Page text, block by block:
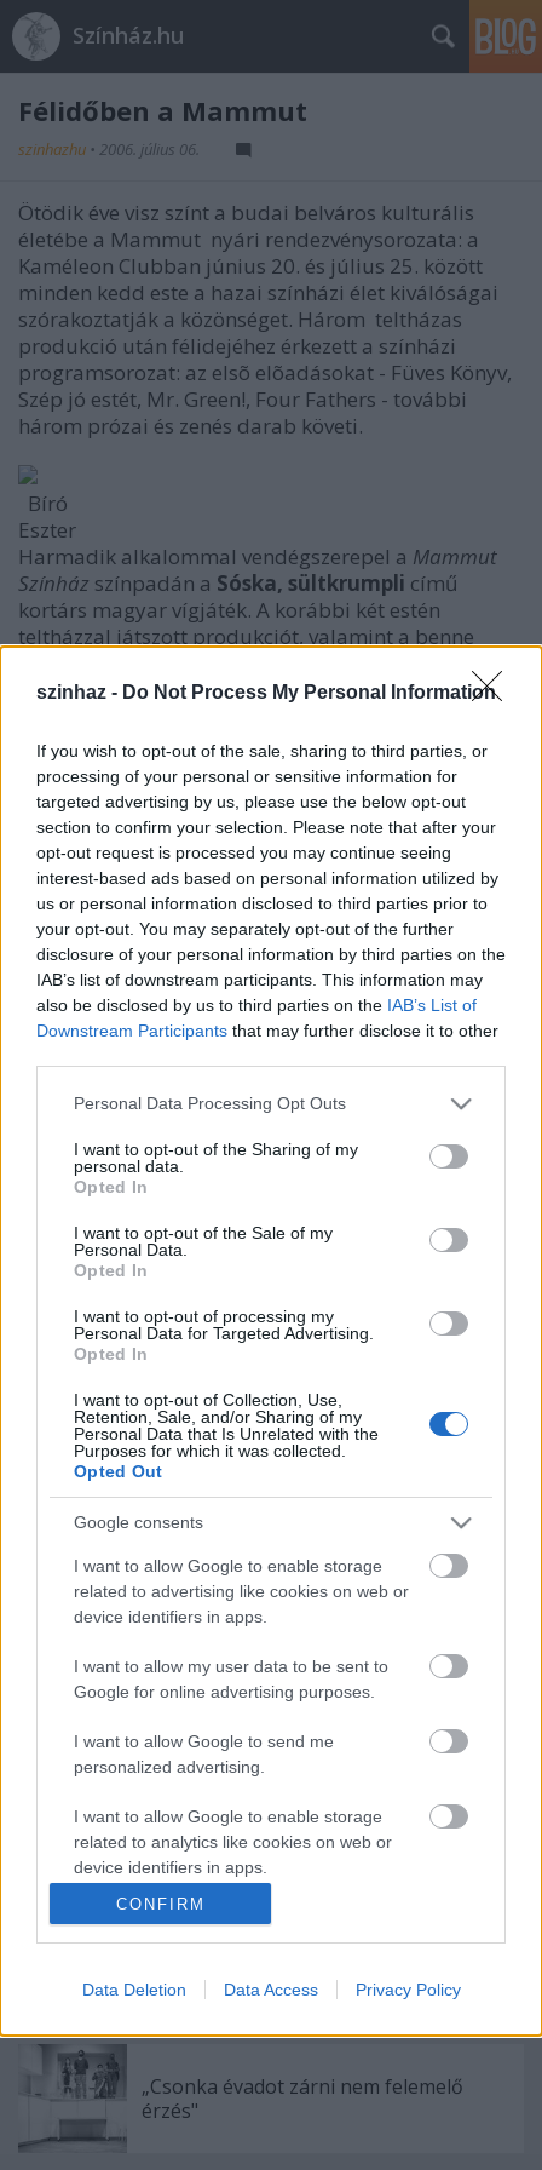
szinhaz - Do Not Process My Personal Information
If you wish to opt-out of the sale, sharing to third parties, or
processing of your personal or sensitive information for
targeted advertising by us, please use the below opt-out
section to confirm your selection. Please note that after your
opt-out request is processed you may continue seeing
interest-based ads based on personal information utilized by
us or personal information disclosed to third parties prior to
your opt-out. You may separately opt-out of the further
disclosure of your personal information by third parties on the
IAB’s list of downstream participants. This information may
also be disclosed by us to third parties on the IAB’s List of
Downstream Participants that may further disclose it to other
Please note that this website/app uses one or more Google
not limited to your visit or usage behaviour. You may click to
grant or deny consent to Google and its third-party tags to
use your data for below specified purposes in below Google
consent section.
Personal Data Processing Opt Outs
I want to opt-out of the Sharing of my
personal data.
Opted In
I want to opt-out of the Sale of my
Personal Data.
Opted In
I want to opt-out of processing my
Personal Data for Targeted Advertising.
Opted In
I want to opt-out of Collection, Use,
Retention, Sale, and/or Sharing of my
Personal Data that Is Unrelated with the
Purposes for which it was collected.
Opted Out
Google consents
I want to allow Google to enable storage
related to advertising like cookies on web or
device identifiers in apps.
I want to allow my user data to be sent to
Google for online advertising purposes.
I want to allow Google to send me
personalized advertising.
I want to allow Google to enable storage
related to analytics like cookies on web or
device identifiers in apps.
related to functionality of the website or app.
I want to allow Google to enable storage
I want to allow Google to enable storage
related to security, including authentication
functionality and fraud prevention, and other
user protection.
CONFIRM
Data Deletion Data Access Privacy Policy
Színház.hu
Félidőben a Mammut
szinhazhu • 2006. július 06.
Ötödik éve visz színt a budai belváros kulturális
életébe a Mammut nyári rendezvénysorozata: a
Kaméleon Clubban június 20. és július 25. között
minden kedd este a hazai színházi élet kiválóságai
szórakoztatják a közönséget. Három teltházas
produkció után félidejéhez érkezett a színházi
programsorozat: az elsõ elõadásokat - Füves Könyv,
Szép jó estét, Mr. Green!, Four Fathers - további
három prózai és zenés darab követi.
Bíró
Eszter
Harmadik alkalommal vendégszerepel a Mammut
Színház színpadán a Sóska, sültkrumpli című
kortárs magyar vígjáték. A korábbi két estén
teltházzal játszott produkciót, valamint a benne
Róbertet és Tóth Józsefet- idén július 11-én,
(amihez minden embert ért): a foci. És a cipő
(amiben mindannyian járunk): a szöges cipő. Ahogy
azt is tudjuk, hogy legtöbb focista a kapuba szeretne
találni - különösen, ha nagyon fontos meccsről van
szó. De mit akarhat élete legfontosabb mérkőzésén
egy játékvezető?
Különleges zenei kalandozásban vehetnek részt
mindazok, akik július 18-ra, keddre váltanak jegyet
Zsédenyi AdriennA zongorista és éncímű
előadóestjére.Zséda- tavalyelőtti teltházas
előadásához híven - olyan dalokat fog énekelni,
amelyek különösen kedvesek neki: dzsessz-
saját slágereket - szóval mindent, ami eddigi zenei
pályafutása során fontos volt és fontos a mai napig
számára. Olyan dalokat, amik őt jelképezik és
amiket saját maga válogatott össze.
Az előadássorozat ez évi záróestje ismét a
zeneszerető közönségé, hiszen július 25-én, kedden
- első alkalommal - aMammut Színház
színpadán. és
zenés kirándulásra hívja a nézőket. Zenész barátai
nehézsorsú Pillangó-kisasszonyát, a
Krakkóbancímű film főcímdalát, valamint a Képzelt
riport egy amerikai popfesztiválról melódiáit. A
musicalektől és filmdaloktól a klezmeren át végül
elérkezik saját dalaihoz.
forrás: Tollár Mónika, Mammut Zrt.
Ajánlott bejegyzések:
Indul az e-Trafó online programsorozat
„Csonka évadot zárni nem felemelő
érzés"